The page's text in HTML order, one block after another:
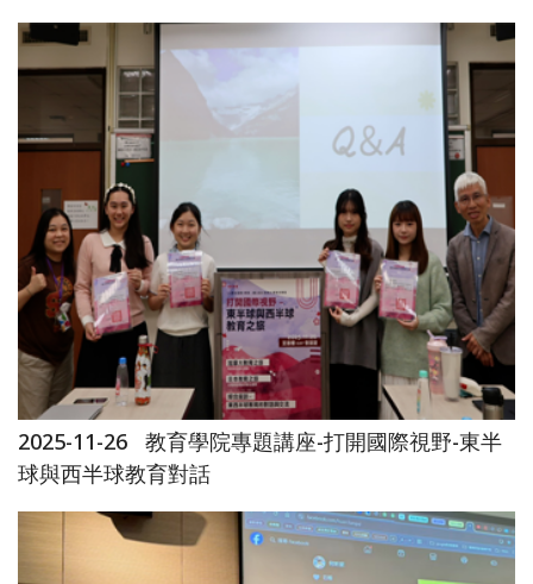
2025-11-26
教育學院專題講座-打開國際視野-東半
球與西半球教育對話